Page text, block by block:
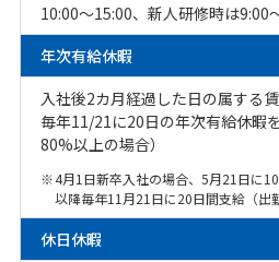
10:00～15:00、新人研修時は9:00
年次有給休暇
入社後2カ月経過した日の属する
毎年11/21に20日の年次有給休暇
80%以上の場合）
※4月1日新卒入社の場合、5月21日に
以降毎年11月21日に20日間支給（出
休日休暇